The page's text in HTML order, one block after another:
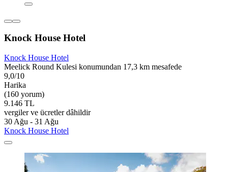
Knock House Hotel
Knock House Hotel
Meelick Round Kulesi konumundan 17,3 km mesafede
9,0/10
Harika
(160 yorum)
9.146 TL
vergiler ve ücretler dâhildir
30 Ağu - 31 Ağu
Knock House Hotel